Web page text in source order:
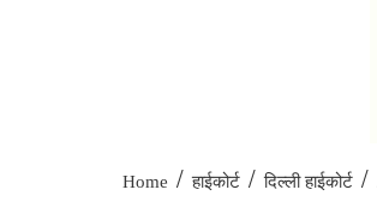
Home / हाईकोर्ट / दिल्ली हाईकोर्ट /